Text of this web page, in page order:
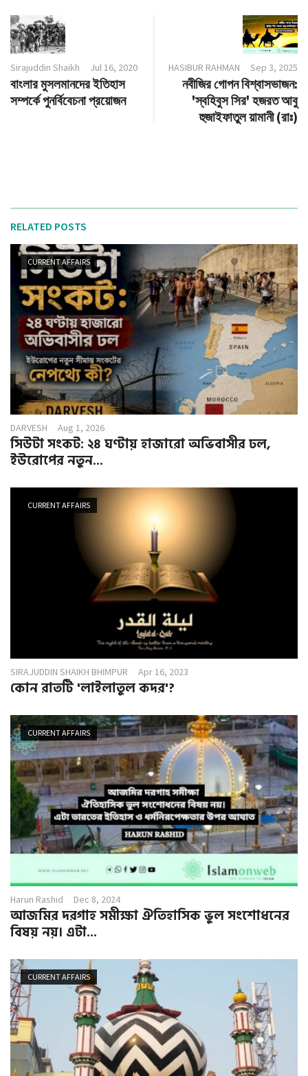
Sirajuddin Shaikh Jul 16, 2020
বাংলার মুসলমানদের ইতিহাস
সম্পর্কে পুনর্বিবেচনা প্রয়োজন
HASIBUR RAHMAN Sep 3, 2025
নবীজির গোপন বিশ্বাসভাজন:
'স্বহিবুস সির' হজরত আবু
হুজাইফাতুল য়ামানী (রাঃ)
RELATED POSTS
CURRENT AFFAIRS
DARVESH Aug 1, 2026
সিউটা সংকট: ২৪ ঘণ্টায় হাজারো অভিবাসীর ঢল,
ইউরোপের নতুন...
CURRENT AFFAIRS
SIRAJUDDIN SHAIKH BHIMPUR Apr 16, 2023
কোন রাতটি 'লাইলাতুল কদর'?
CURRENT AFFAIRS
Harun Rashid Dec 8, 2024
আজমির দরগাহ সমীক্ষা ঐতিহাসিক ভুল সংশোধনের
বিষয় নয়। এটা...
CURRENT AFFAIRS